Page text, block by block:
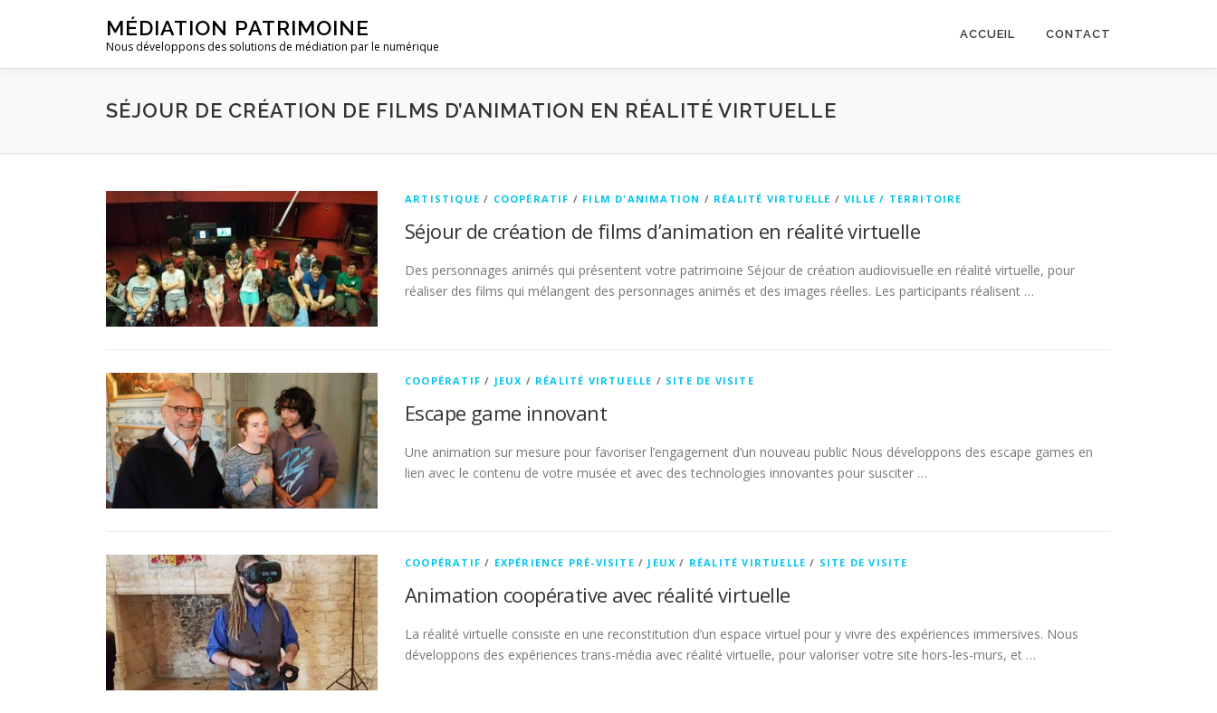
MÉDIATION PATRIMOINE
Nous développons des solutions de médiation par le numérique
ACCUEIL CONTACT
SÉJOUR DE CRÉATION DE FILMS D’ANIMATION EN RÉALITÉ VIRTUELLE
ARTISTIQUE / COOPÉRATIF / FILM D'ANIMATION / RÉALITÉ VIRTUELLE /VILLE / TERRITOIRE
Séjour de création de films d’animation en réalité virtuelle
Des personnages animés qui présentent votre patrimoine Séjour de création audiovisuelle en réalité virtuelle, pour
réaliser des films qui mélangent des personnages animés et des images réelles. Les participants réalisent …
COOPÉRATIF / JEUX / RÉALITÉ VIRTUELLE / SITE DE VISITE
Escape game innovant
Une animation sur mesure pour favoriser l’engagement d’un nouveau public Nous développons des escape games en
lien avec le contenu de votre musée et avec des technologies innovantes pour susciter …
COOPÉRATIF / EXPÉRIENCE PRÉ-VISITE / JEUX / RÉALITÉ VIRTUELLE / SITE DE VISITE
Animation coopérative avec réalité virtuelle
La réalité virtuelle consiste en une reconstitution d’un espace virtuel pour y vivre des expériences immersives. Nous
développons des expériences trans-média avec réalité virtuelle, pour valoriser votre site hors-les-murs, et …